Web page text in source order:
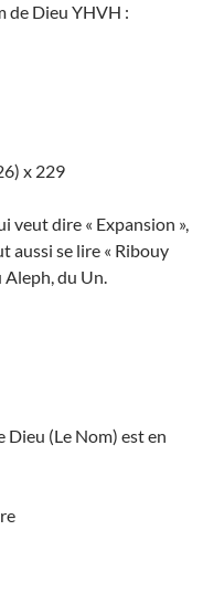
de Dieu YHVH :
x 229
veut dire « Expansion »,
aussi se lire « Ribouy
Aleph, du Un.
Dieu (Le Nom) est en